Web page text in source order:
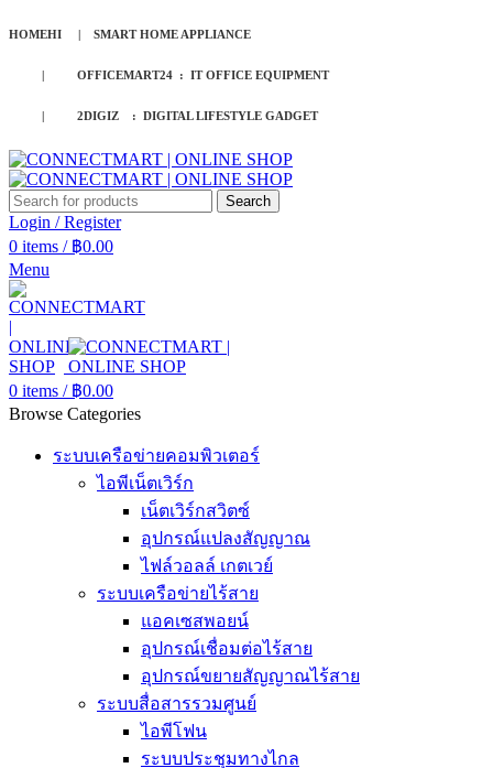
HOMEHI | SMART HOME APPLIANCE
| OFFICEMART24 : IT OFFICE EQUIPMENT
| 2DIGIZ : DIGITAL LIFESTYLE GADGET
Search
Login / Register
0 items / ฿0.00
Menu
0 items / ฿0.00
Browse Categories
ระบบเครือข่ายคอมพิวเตอร์
ไอพีเน็ตเวิร์ก
เน็ตเวิร์กสวิตซ์
อุปกรณ์แปลงสัญญาณ
ไฟล์วอลล์ เกตเวย์
ระบบเครือข่ายไร้สาย
แอคเซสพอยน์
อุปกรณ์เชื่อมต่อไร้สาย
อุปกรณ์ขยายสัญญาณไร้สาย
ระบบสื่อสารรวมศูนย์
ไอพีโฟน
ระบบประชุมทางไกล